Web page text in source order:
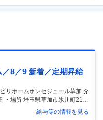
8／9 新着／定期昇給
リホームボンセジュール草加 介
・場所 埼玉県草加市氷川町214
東武スカイツリーライン）「草
介護福祉士 月給：260,000円～2
給与等の情報を見る